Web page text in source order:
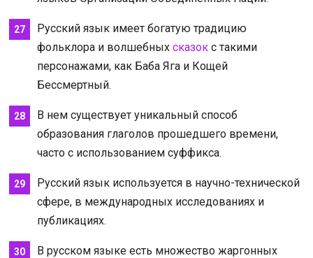
Русский язык имеет богатую традицию
фольклора и волшебных сказокс такими
персонажами, как Баба Яга и Кощей
Бессмертный.
В нем существует уникальный способ
образования глаголов прошедшего времени,
часто с использованием суффикса.
Русский язык используется в научно-технической
сфере, в международных исследованиях и
публикациях.
В русском языке есть множество жаргонных